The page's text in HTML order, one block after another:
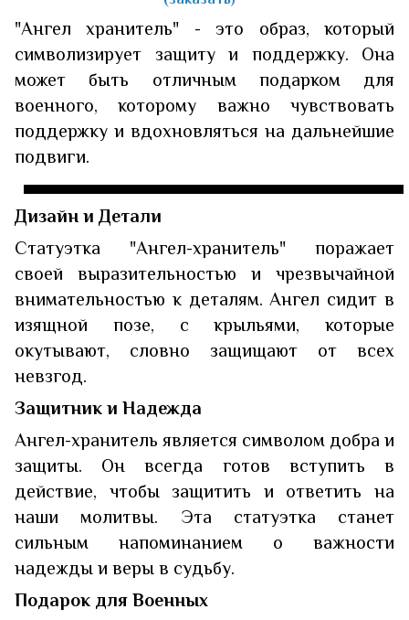
"Ангел хранитель" - это образ, который
символизирует защиту и поддержку. Она
может быть отличным подарком для
военного, которому важно чувствовать
поддержку и вдохновляться на дальнейшие
подвиги.
Дизайн и Детали
Статуэтка "Ангел-хранитель" поражает
своей выразительностью и чрезвычайной
внимательностью к деталям. Ангел сидит в
изящной позе, с крыльями, которые
окутывают, словно защищают от всех
невзгод.
Защитник и Надежда
Ангел-хранитель является символом добра и
защиты. Он всегда готов вступить в
действие, чтобы защитить и ответить на
наши молитвы. Эта статуэтка станет
сильным напоминанием о важности
надежды и веры в судьбу.
Подарок для Военных